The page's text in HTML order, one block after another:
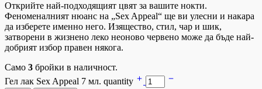
Открийте най-подходящият цвят за вашите нокти.
Феноменалният нюанс на „Sex Appeal“ ще ви улесни и накара
да изберете именно него. Изящество, стил, чар и шик,
затворени в жизнено леко неоново червено може да бъде най-
добрият избор правен някога.
Само 3 бройки в наличност.
Гел лак Sex Appeal 7 мл. quantity